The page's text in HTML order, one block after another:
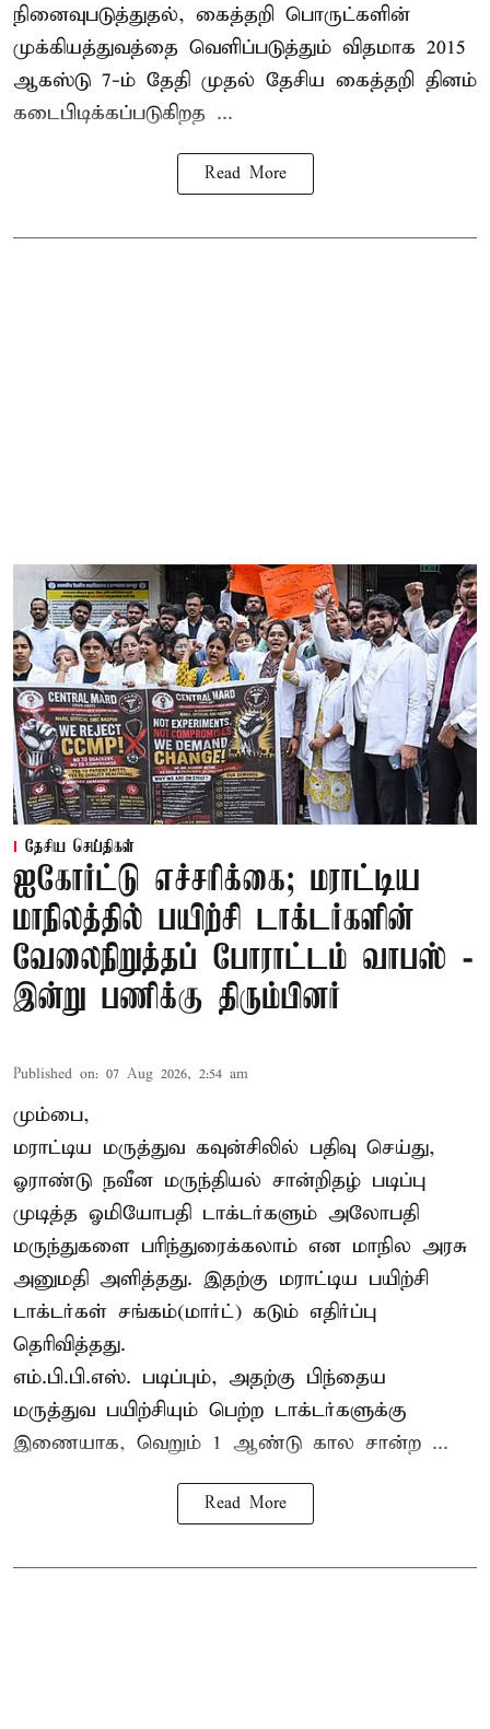
நினைவுபடுத்துதல், கைத்தறி பொருட்களின்
முக்கியத்துவத்தை வெளிப்படுத்தும் விதமாக 2015
ஆகஸ்டு 7-ம் தேதி முதல் தேசிய கைத்தறி தினம்
கடைபிடிக்கப்படுகிறத ...
Read More
தேசிய செய்திகள்
ஐகோர்ட்டு எச்சரிக்கை; மராட்டிய
மாநிலத்தில் பயிற்சி டாக்டர்களின்
வேலைநிறுத்தப் போராட்டம் வாபஸ் -
இன்று பணிக்கு திரும்பினர்
Published on: 07 Aug 2026, 2:54 am
மும்பை,
மராட்டிய மருத்துவ கவுன்சிலில் பதிவு செய்து,
ஓராண்டு நவீன மருந்தியல் சான்றிதழ் படிப்பு
முடித்த ஓமியோபதி டாக்டர்களும் அலோபதி
மருந்துகளை பரிந்துரைக்கலாம் என மாநில அரசு
அனுமதி அளித்தது. இதற்கு மராட்டிய பயிற்சி
டாக்டர்கள் சங்கம்(மார்ட்) கடும் எதிர்ப்பு
தெரிவித்தது.
எம்.பி.பி.எஸ். படிப்பும், அதற்கு பிந்தைய
மருத்துவ பயிற்சியும் பெற்ற டாக்டர்களுக்கு
இணையாக, வெறும் 1 ஆண்டு கால சான்ற ...
Read More